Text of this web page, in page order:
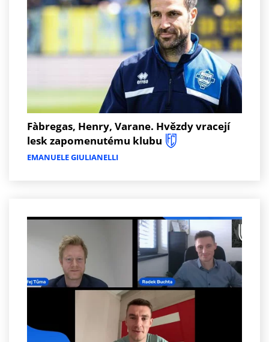
Fàbregas, Henry, Varane. Hvězdy vracejí
lesk zapomenutému klubu
EMANUELE GIULIANELLI